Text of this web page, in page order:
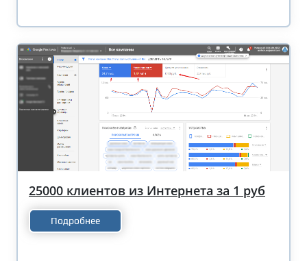
25000 клиентов из Интернета за 1 руб
Подробнее